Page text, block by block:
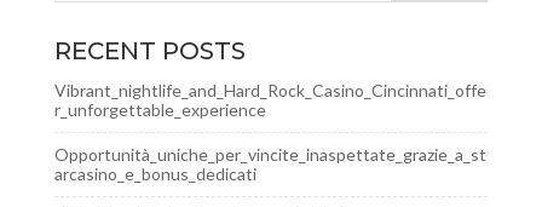
RECENT POSTS
Vibrant_nightlife_and_Hard_Rock_Casino_Cincinnati_offe
r_unforgettable_experience
Opportunità_uniche_per_vincite_inaspettate_grazie_a_st
arcasino_e_bonus_dedicati